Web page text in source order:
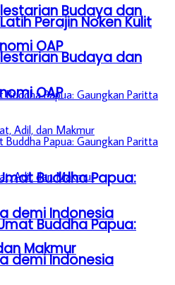
Budaya dan
OAP
Buddha Papua:
demi Indonesia
Makmur
Perajin Noken Kulit
Budaya dan
OAP
Buddha Papua:
demi Indonesia